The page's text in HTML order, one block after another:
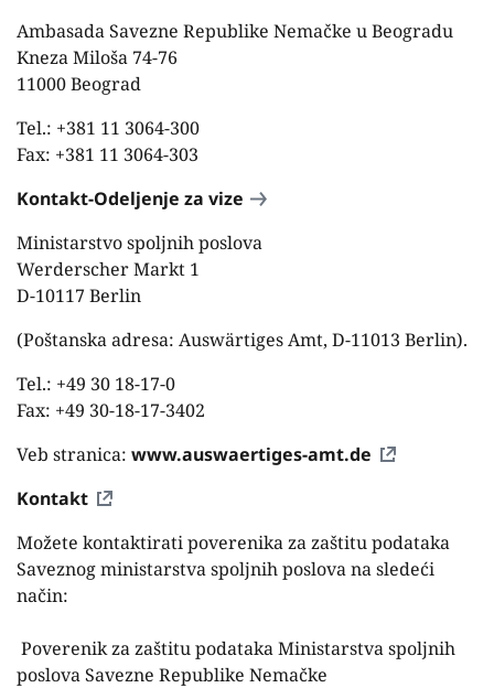
Ambasada Savezne Republike Nemačke u Beogradu
Kneza Miloša 74-76
11000 Beograd
Tel.: +381 11 3064-300
Fax: +381 11 3064-303
Kontakt-Odeljenje za vize
Ministarstvo spoljnih poslova
Werderscher Markt 1
D-10117 Berlin
(Poštanska adresa: Auswärtiges Amt, D-11013 Berlin).
Tel.: +49 30 18-17-0
Fax: +49 30-18-17-3402
Veb stranica: www.auswaertiges-amt.de
Kontakt
Možete kontaktirati poverenika za zaštitu podataka
Saveznog ministarstva spoljnih poslova na sledeći
način:
Poverenik za zaštitu podataka Ministarstva spoljnih
poslova Savezne Republike Nemačke